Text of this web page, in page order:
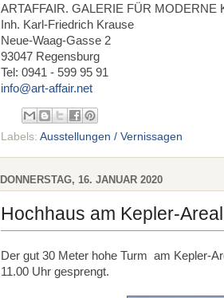
ARTAFFAIR. GALERIE FÜR MODERNE
Inh. Karl-Friedrich Krause
Neue-Waag-Gasse 2
93047 Regensburg
Tel: 0941 - 599 95 91
info@art-affair.net
Labels: Ausstellungen / Vernissagen
DONNERSTAG, 16. JANUAR 2020
Hochhaus am Kepler-
Der gut 30 Meter hohe Turm am Kepler-
11.00 Uhr gesprengt.